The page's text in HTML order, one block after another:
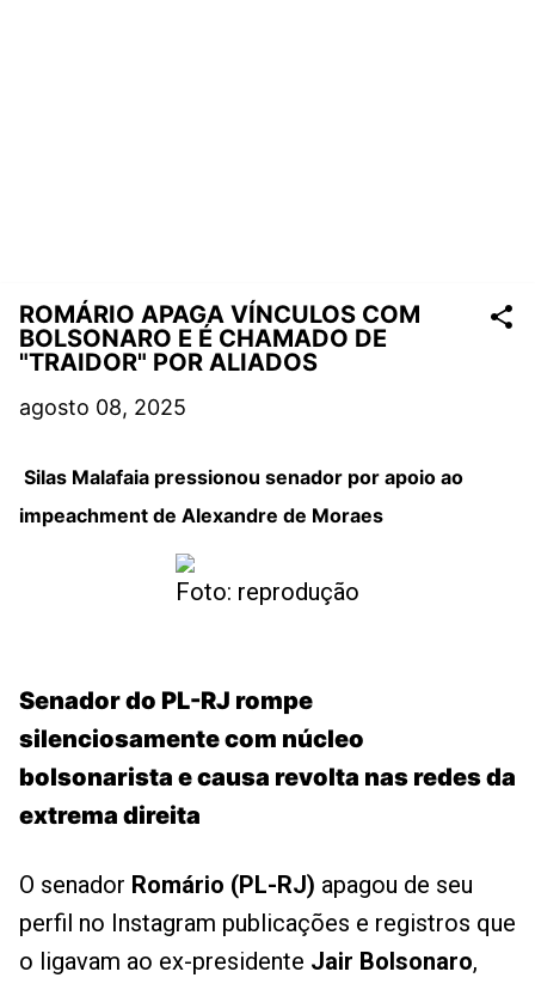
ROMÁRIO APAGA VÍNCULOS COM
BOLSONARO E É CHAMADO DE
"TRAIDOR" POR ALIADOS
agosto 08, 2025
Silas Malafaia pressionou senador por apoio ao
impeachment de Alexandre de Moraes
Foto: reprodução
Senador do PL-RJ rompe
silenciosamente com núcleo
bolsonarista e causa revolta nas redes da
extrema direita
O senador Romário (PL-RJ) apagou de seu
perfil no Instagram publicações e registros que
o ligavam ao ex-presidente Jair Bolsonaro,